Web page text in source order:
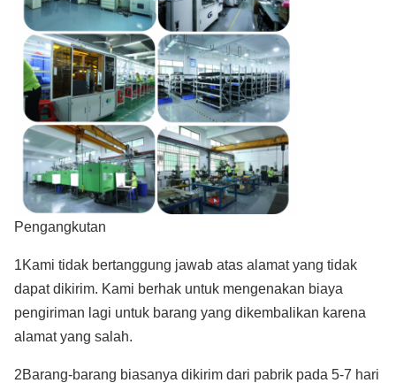
Pengangkutan
1Kami tidak bertanggung jawab atas alamat yang tidak
dapat dikirim. Kami berhak untuk mengenakan biaya
pengiriman lagi untuk barang yang dikembalikan karena
alamat yang salah.
2Barang-barang biasanya dikirim dari pabrik pada 5-7 hari